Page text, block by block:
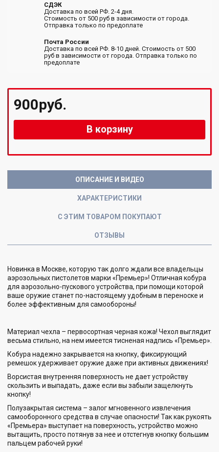
СДЭК
Доставка по всей РФ. 2-4 дня.
Стоимость от 500 руб в зависимости от города.
Отправка только по предоплате
Почта России
Доставка по всей РФ. 8-10 дней. Стоимость от 500
руб в зависимости от города. Отправка только по
предоплате
900руб.
В корзину
ОПИСАНИЕ И ВИДЕО
ХАРАКТЕРИСТИКИ
С ЭТИМ ТОВАРОМ ПОКУПАЮТ
ОТЗЫВЫ
Новинка в Москве, которую так долго ждали все владельцы
аэрозольных пистолетов марки «Премьер»! Отличная кобура
для аэрозольно-пускового устройства, при помощи которой
ваше оружие станет по-настоящему удобным в переноске и
более эффективным для самообороны!
Материал чехла – первосортная черная кожа! Чехол выглядит
весьма стильно, на нем имеется тисненая надпись «Премьер».
Кобура надежно закрывается на кнопку, фиксирующий
ремешок удерживает оружие даже при активных движениях!
Ворсистая внутренняя поверхность не дает устройству
скользить и выпадать, даже если вы забыли защелкнуть
кнопку!
Полузакрытая система – залог мгновенного извлечения
самооборонного средства в случае опасности! Так как рукоять
«Премьера» выступает на поверхность, устройство можно
вытащить, просто потянув за нее и отстегнув кнопку большим
пальцем рабочей руки!